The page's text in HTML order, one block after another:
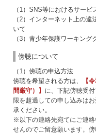
（1）SNS等におけるサー
（2）インターネット上の
いて
（3）青少年保護ワーキン
傍聴について
（1）傍聴の申込方法
傍聴を希望される方は、
【
間厳守）】 に、下記傍聴受
限を超過しての申し込みは
承ください。
※以下の連絡先宛てにご連
せんのでご留意願います。